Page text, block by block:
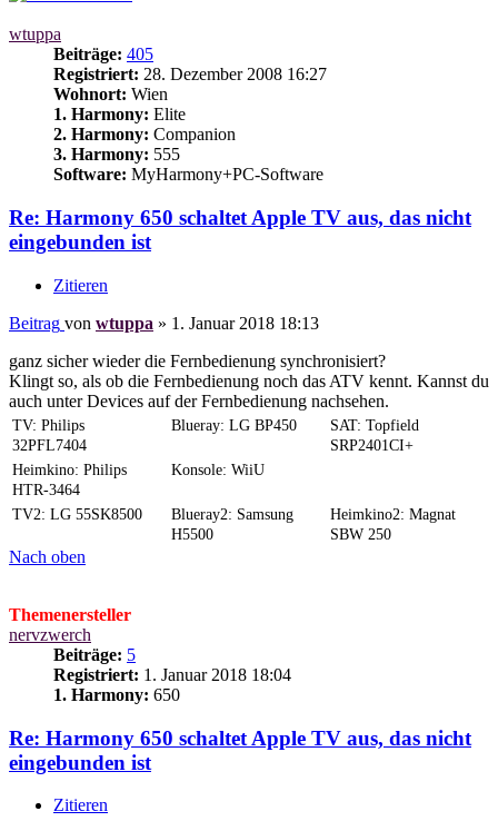
wtuppa
Beiträge: 405
Registriert: 28. Dezember 2008 16:27
Wohnort: Wien
1. Harmony: Elite
2. Harmony: Companion
3. Harmony: 555
Software: MyHarmony+PC-Software
Re: Harmony 650 schaltet Apple TV aus, das nicht
eingebunden ist
Zitieren
Beitrag von wtuppa » 1. Januar 2018 18:13
ganz sicher wieder die Fernbedienung synchronisiert?
Klingt so, als ob die Fernbedienung noch das ATV kennt. Kannst du
auch unter Devices auf der Fernbedienung nachsehen.
TV: Philips
32PFL7404
Blueray: LG BP450
SAT: Topfield
SRP2401CI+
Heimkino: Philips
HTR-3464
Konsole: WiiU
TV2: LG 55SK8500
Blueray2: Samsung
H5500
Heimkino2: Magnat
SBW 250
Nach oben
Themenersteller
nervzwerch
Beiträge: 5
Registriert: 1. Januar 2018 18:04
1. Harmony: 650
Re: Harmony 650 schaltet Apple TV aus, das nicht
eingebunden ist
Zitieren